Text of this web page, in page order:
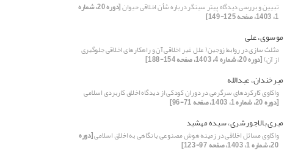
تبیین و بررسی دیدگاه پیتر سینگر درباره شأن اخلاقی حیوان [دوره 20، شماره
1، 1403، صفحه 125-149]
موسوی، علی
مثلث سازی در روابط زوجین( علل غیر اخلاقی آن و راهکارهای اخلاقی جلوگیری
از آن)[دوره 20، شماره 4، 1403، صفحه 154-188]
میرخندان، عبدالله
واکاوی کارکردهای سرگرمی در دوران کودکی از دیدگاه اخلاق کاربردی اسلامی
[دوره 20، شماره 1، 1403، صفحه 71-96]
میری بالاجورشری، سیده مهشید
واکاوی مسائل اخلاقی در زمینه هوش مصنوعی با نگاهی به اخلاق اسلامی[دوره
20، شماره 1، 1403، صفحه 97-123]